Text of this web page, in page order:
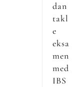
dan
takl
e
eksa
men
med
IBS